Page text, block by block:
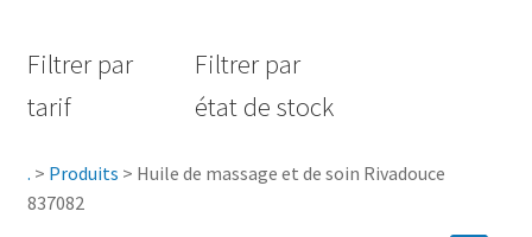
Hygiène
Filtrer par
tarif
Filtrer par
état de stock
. > Produits > Huile de massage et de soin Rivadouce
837082